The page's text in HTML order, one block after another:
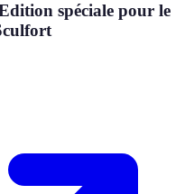
spéciale pour le